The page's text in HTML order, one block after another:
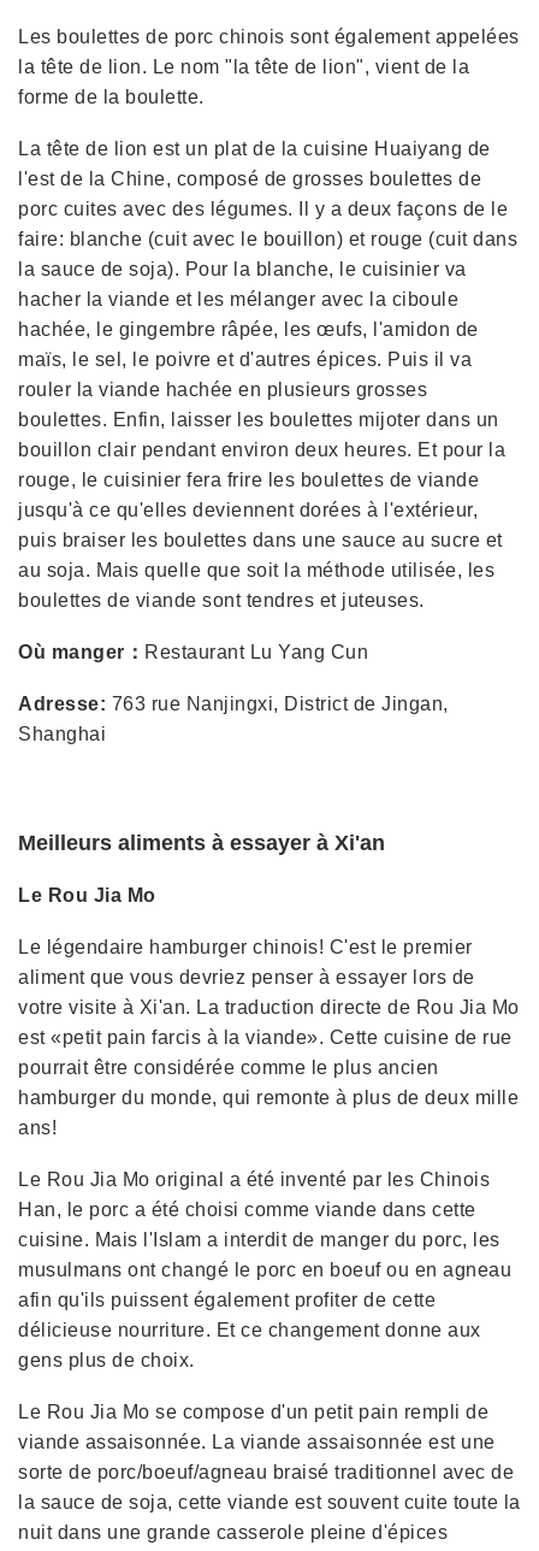
Les boulettes de porc chinois sont également appelées
la tête de lion. Le nom "la tête de lion", vient de la
forme de la boulette.
La tête de lion est un plat de la cuisine Huaiyang de
l'est de la Chine, composé de grosses boulettes de
porc cuites avec des légumes. Il y a deux façons de le
faire: blanche (cuit avec le bouillon) et rouge (cuit dans
la sauce de soja). Pour la blanche, le cuisinier va
hacher la viande et les mélanger avec la ciboule
hachée, le gingembre râpée, les œufs, l'amidon de
maïs, le sel, le poivre et d'autres épices. Puis il va
rouler la viande hachée en plusieurs grosses
boulettes. Enfin, laisser les boulettes mijoter dans un
bouillon clair pendant environ deux heures. Et pour la
rouge, le cuisinier fera frire les boulettes de viande
jusqu'à ce qu'elles deviennent dorées à l'extérieur,
puis braiser les boulettes dans une sauce au sucre et
au soja. Mais quelle que soit la méthode utilisée, les
boulettes de viande sont tendres et juteuses.
Où manger： Restaurant Lu Yang Cun
Adresse: 763 rue Nanjingxi, District de Jingan,
Shanghai
Meilleurs aliments à essayer à Xi'an
Le Rou Jia Mo
Le légendaire hamburger chinois! C'est le premier
aliment que vous devriez penser à essayer lors de
votre visite à Xi'an. La traduction directe de Rou Jia Mo
est «petit pain farcis à la viande». Cette cuisine de rue
pourrait être considérée comme le plus ancien
hamburger du monde, qui remonte à plus de deux mille
ans!
Le Rou Jia Mo original a été inventé par les Chinois
Han, le porc a été choisi comme viande dans cette
cuisine. Mais l'Islam a interdit de manger du porc, les
musulmans ont changé le porc en boeuf ou en agneau
afin qu'ils puissent également profiter de cette
délicieuse nourriture. Et ce changement donne aux
gens plus de choix.
Le Rou Jia Mo se compose d'un petit pain rempli de
viande assaisonnée. La viande assaisonnée est une
sorte de porc/boeuf/agneau braisé traditionnel avec de
la sauce de soja, cette viande est souvent cuite toute la
nuit dans une grande casserole pleine d'épices